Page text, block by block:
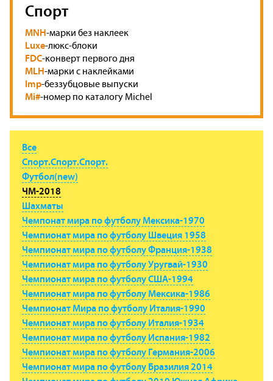
Спорт
MNH-марки без наклеек
Luxe-люкс-блоки
FDC-конверт первого дня
MLH-марки с наклейками
Imp-беззубцовые выпуски
Mi#-номер по каталогу Michel
Все
Спорт.Спорт.Спорт.
Футбол(new)
ЧМ-2018
Шахматы
Чемпонат мира по футболу Мексика-1970
Чемпионат мира по футболу Швеция 1958
Чемпионат мира по футболу Франция-1938
Чемпионат мира по футболу Уругвай-1930
Чемпионат мира по футболу США-1994
Чемпионат мира по футболу Мексика-1986
Чемпионат Мира по футболу Италия-1990
Чемпионат мира по футболу Италия-1934
Чемпионат мира по футболу Испания-1982
Чемпионат мира по футболу Германия-2006
Чемпионат мира по футболу Бразилия 2014